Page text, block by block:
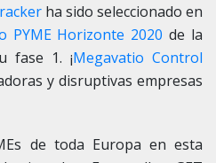
ha sido seleccionado en
PYME Horizonte 2020de la
fase 1. ¡Megavatio Control
y disruptivas empresas
de toda Europa en esta